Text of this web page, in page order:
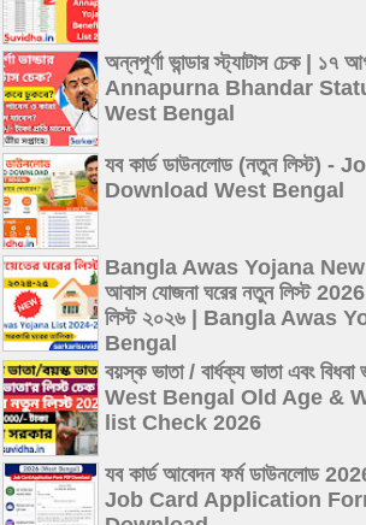
অন্নপূর্ণা ভান্ডার স্ট্যাটাস চেক | ১৭
Annapurna Bhandar
West Bengal
যব কার্ড ডাউনলোড (নতুন লিস্ট) -
Download West Bengal
Bangla Awas Yojana New
আবাস যোজনা ঘরের নতুন লিস্ট 2026 |
লিস্ট ২০২৬ | Bangla Awas
Bengal
বয়স্ক ভাতা / বার্ধক্য ভাতা এবং
West Bengal Old Age &
list Check 2026
যব কার্ড আবেদন ফর্ম ডাউনলোড
Job Card Application